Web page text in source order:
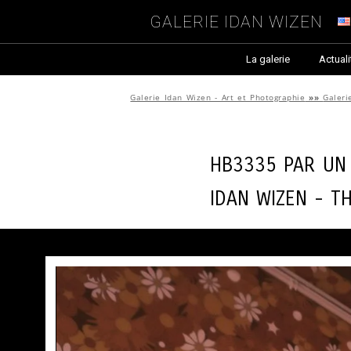
Galerie Idan Wizen
La galerie
Galerie Idan Wizen - Art et Photographie »»
HB3335 par
Idan Wizen -